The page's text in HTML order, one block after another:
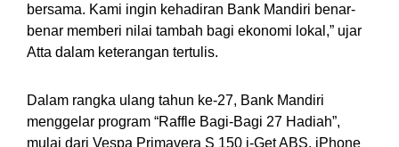
bersama. Kami ingin kehadiran Bank Mandiri benar-
benar memberi nilai tambah bagi ekonomi lokal,” ujar
Atta dalam keterangan tertulis.
Dalam rangka ulang tahun ke-27, Bank Mandiri
menggelar program “Raffle Bagi-Bagi 27 Hadiah”,
mulai dari Vespa Primavera S 150 i-Get ABS, iPhone